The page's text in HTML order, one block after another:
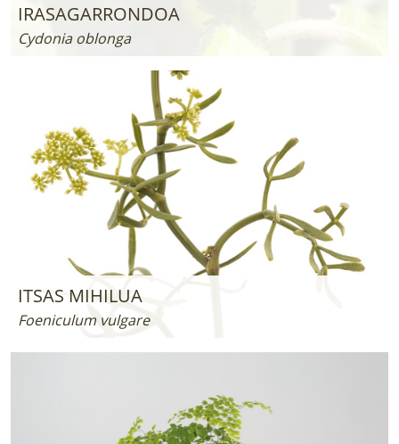
IRASAGARRONDOA
Cydonia oblonga
ITSAS MIHILUA
Foeniculum vulgare